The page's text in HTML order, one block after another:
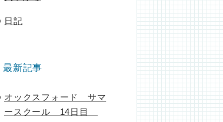
日記
最新記事
オックスフォード サマ
ースクール 14日目